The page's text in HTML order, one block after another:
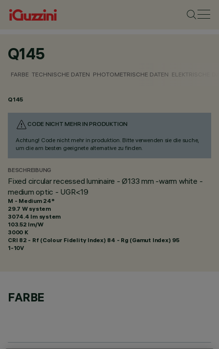
Q145
FARBE TECHNISCHE DATEN PHOTOMETRISCHE DATEN ELEKTRISCHE
Q145
CODE NICHT MEHR IN PRODUKTION
Achtung! Code nicht mehr in produktion. Bitte verwenden sie die suche,
um die am besten geeignete alternative zu finden.
BESCHREIBUNG
Fixed circular recessed luminaire - Ø133 mm -warm white -
medium optic - UGR<19
M - Medium 24°
29.7 W system
3074.4 lm system
103.52 lm/W
3000 K
CRI 82 - Rf (Colour Fidelity Index) 84 - Rg (Gamut Index) 95
1-10V
FARBE